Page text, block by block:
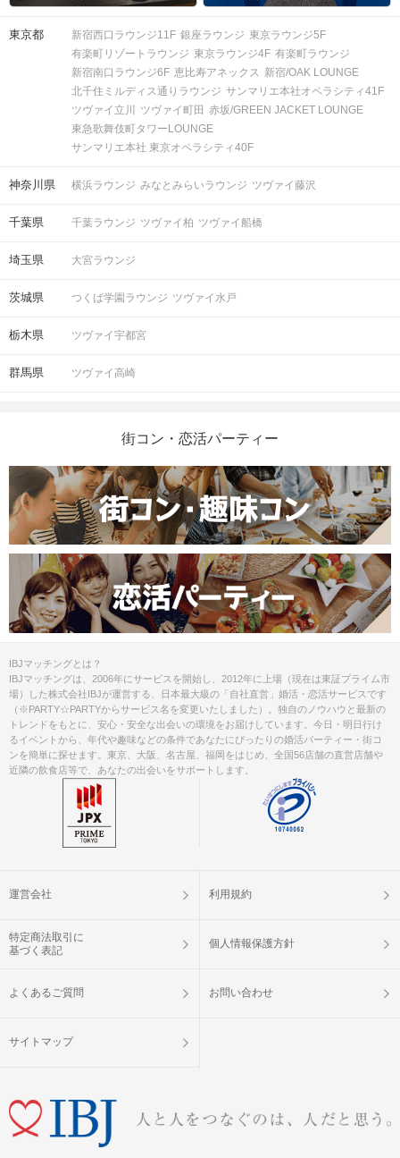
東京都 新宿西口ラウンジ11F 銀座ラウンジ 東京ラウンジ5F
有楽町リゾートラウンジ 東京ラウンジ4F 有楽町ラウンジ
新宿南口ラウンジ6F 恵比寿アネックス 新宿/OAK LOUNGE
北千住ミルディス通りラウンジ サンマリエ本社オペラシティ41F
ツヴァイ立川
ツヴァイ町田 赤坂/GREEN JACKET LOUNGE
東急歌舞伎町タワーLOUNGE
サンマリエ本社 東京オペラシティ40F
神奈川県 横浜ラウンジ みなとみらいラウンジ ツヴァイ藤沢
千葉県 千葉ラウンジ ツヴァイ柏 ツヴァイ船橋
埼玉県 大宮ラウンジ
茨城県 つくば学園ラウンジ ツヴァイ水戸
栃木県 ツヴァイ宇都宮
群馬県 ツヴァイ高崎
街コン・恋活パーティー
IBJマッチングとは？
IBJマッチングは、2006年にサービスを開始し、2012年に上場（現在は東証プライム市
場）した株式会社IBJが運営する、日本最大級の「自社直営」婚活・恋活サービスです
（※PARTY☆PARTYからサービス名を変更いたしました）。独自のノウハウと最新の
トレンドをもとに、安心・安全な出会いの環境をお届けしています。今日・明日行け
るイベントから、年代や趣味などの条件であなたにぴったりの婚活パーティー・街コ
ンを簡単に探せます。東京、大阪、名古屋、福岡をはじめ、全国56店舗の直営店舗や
近隣の飲食店等で、あなたの出会いをサポートします。
運営会社 利用規約
特定商法取引に
基づく表記
個人情報保護方針
よくあるご質問 お問い合わせ
サイトマップ